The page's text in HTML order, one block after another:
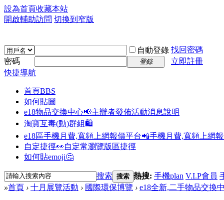
設為首頁收藏本站
開啟輔助訪問 切換到窄版
自動登錄 找回密碼
密碼
登錄
立即註冊
快捷導航
首頁BBS
如何貼圖
e18物品交換中心📢主辦者發佈活動消息說明
淘寶互毒(動)群組🛍️
e18區手機月費,寬頻上網報價平台📲手機月費,寬頻上網
自定捷徑👀自定常瀏覽版區捷徑
如何貼emoji🤔
搜索 搜索 熱搜: 手機plan V.I.P會員
»首頁 › 十月展覽活動 › 國際環保博覽 › e18全新,二手物品交換